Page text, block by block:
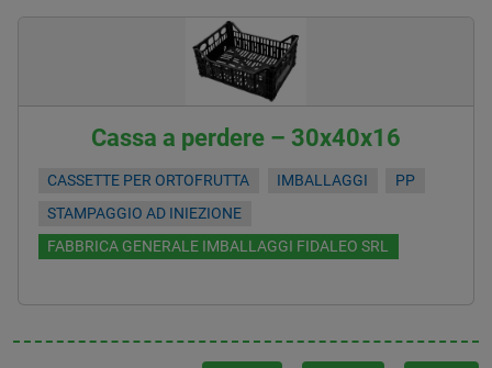
Cassa a perdere – 30x40x16
CASSETTE PER ORTOFRUTTA IMBALLAGGI
PP
STAMPAGGIO AD INIEZIONE
FABBRICA GENERALE IMBALLAGGI FIDALEO SRL